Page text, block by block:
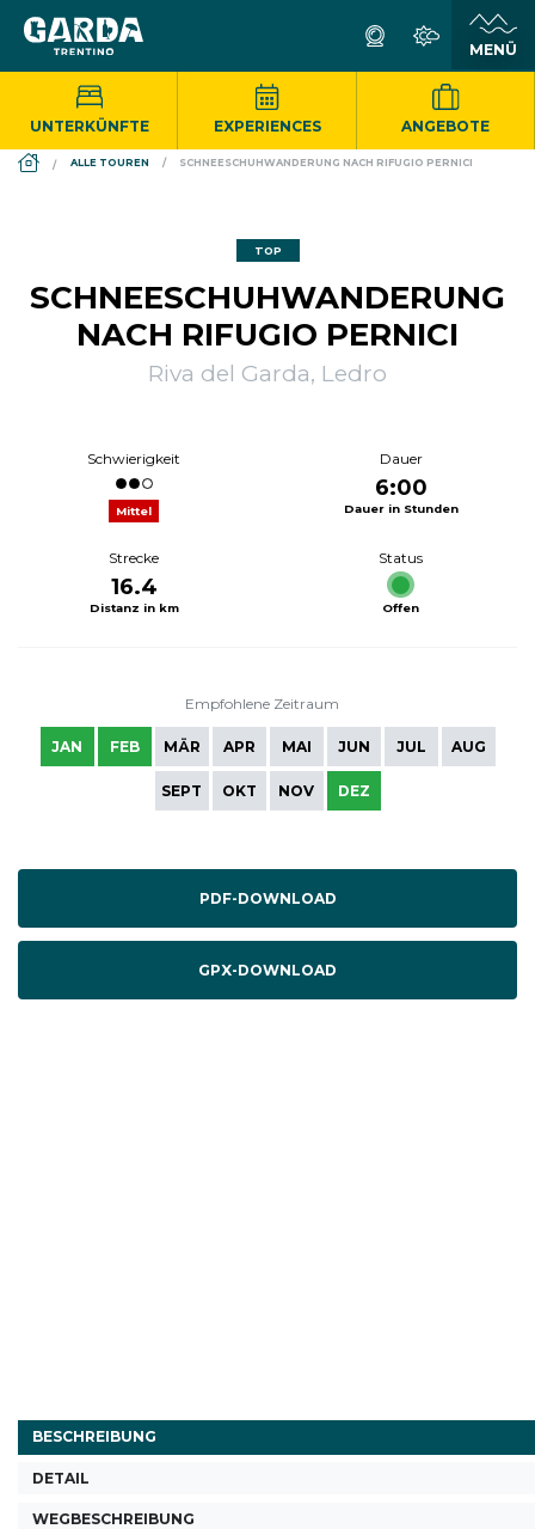
UNTERKÜNFTE EXPERIENCES ANGEBOTE
DS_BREADCRUMB.HOME
ALLE TOUREN SCHNEESCHUHWANDERUNG NACH RIFUGIO PERNICI
TOP
SCHNEESCHUHWANDERUNG
NACH RIFUGIO PERNICI
Riva del Garda, Ledro
Schwierigkeit
Mittel
Dauer
6:00
Dauer in Stunden
Strecke
16.4
Distanz in km
Status
Offen
Empfohlene Zeitraum
JAN FEB MÄR APR MAI JUN JUL AUG
SEPT OKT NOV DEZ
PDF-DOWNLOAD
GPX-DOWNLOAD
BESCHREIBUNG
DETAIL
WEGBESCHREIBUNG